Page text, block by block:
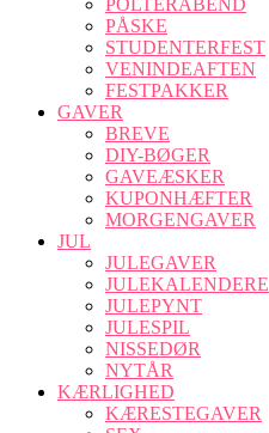
POLTERABEND
PÅSKE
STUDENTERFEST
VENINDEAFTEN
FESTPAKKER
GAVER
BREVE
DIY-BØGER
GAVEÆSKER
KUPONHÆFTER
MORGENGAVER
JUL
JULEGAVER
JULEKALENDERE
JULEPYNT
JULESPIL
NISSEDØR
NYTÅR
KÆRLIGHED
KÆRESTEGAVER